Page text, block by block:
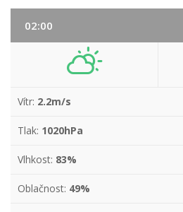
02:00
Vítr: 2.2m/s
Tlak: 1020hPa
Vlhkost: 83%
Oblačnost: 49%